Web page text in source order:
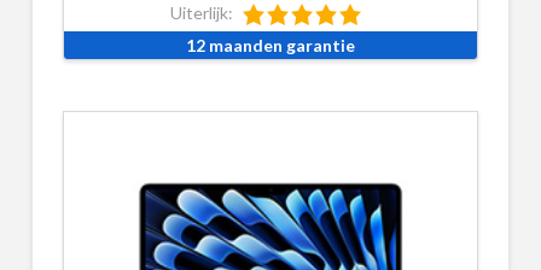
Uiterlijk:
12 maanden garantie